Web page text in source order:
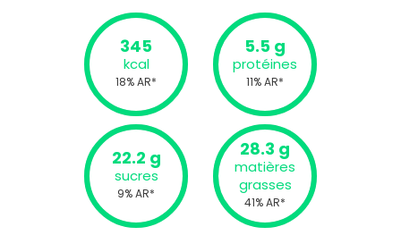
345
kcal
18% AR*
5.5 g
protéines
11% AR*
22.2 g
sucres
9% AR*
28.3 g
matières
grasses
41% AR*